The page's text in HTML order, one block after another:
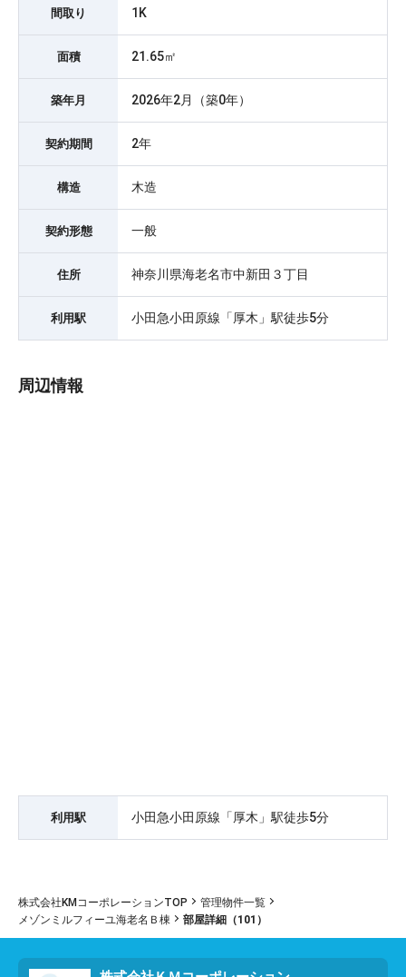
間取り 1K
面積 21.65㎡
築年月 2026年2月（築0年）
契約期間 2年
構造 木造
契約形態 一般
住所 神奈川県海老名市中新田３丁目
利用駅 小田急小田原線「厚木」駅徒歩5分
周辺情報
利用駅 小田急小田原線「厚木」駅徒歩5分
株式会社KMコーポレーションTOP
管理物件一覧
メゾンミルフィーユ海老名Ｂ棟
部屋詳細（101）